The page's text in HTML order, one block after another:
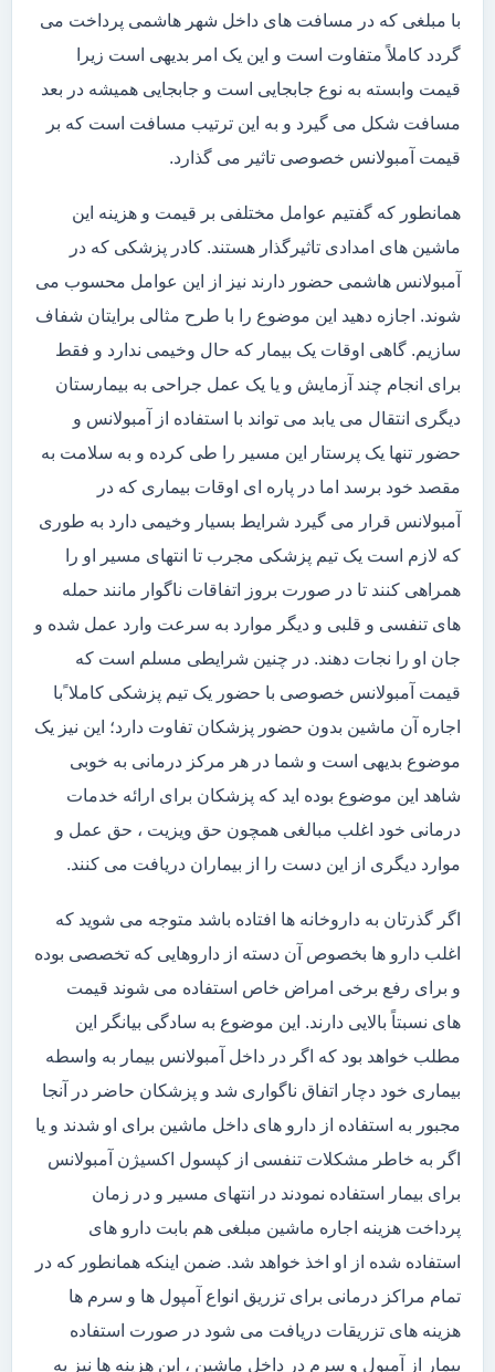
با مبلغی که در مسافت های داخل شهر هاشمی پرداخت می
گردد کاملاً متفاوت است و این یک امر بدیهی است زیرا
قیمت وابسته به نوع جابجایی است و جابجایی همیشه در بعد
مسافت شکل می گیرد و به این ترتیب مسافت است که بر
قیمت آمبولانس خصوصی تاثیر می گذارد.
همانطور که گفتیم عوامل مختلفی بر قیمت و هزینه این
ماشین های امدادی تاثیرگذار هستند. کادر پزشکی که در
آمبولانس هاشمی حضور دارند نیز از این عوامل محسوب می
شوند. اجازه دهید این موضوع را با طرح مثالی برایتان شفاف
سازیم. گاهی اوقات یک بیمار که حال وخیمی ندارد و فقط
برای انجام چند آزمایش و یا یک عمل جراحی به بیمارستان
دیگری انتقال می یابد می تواند با استفاده از آمبولانس و
حضور تنها یک پرستار این مسیر را طی کرده و به سلامت به
مقصد خود برسد اما در پاره ای اوقات بیماری که در
آمبولانس قرار می گیرد شرایط بسیار وخیمی دارد به طوری
که لازم است یک تیم پزشکی مجرب تا انتهای مسیر او را
همراهی کنند تا در صورت بروز اتفاقات ناگوار مانند حمله
های تنفسی و قلبی و دیگر موارد به سرعت وارد عمل شده و
جان او را نجات دهند. در چنین شرایطی مسلم است که
قیمت آمبولانس خصوصی با حضور یک تیم پزشکی کاملا ًبا
اجاره آن ماشین بدون حضور پزشکان تفاوت دارد؛ این نیز یک
موضوع بدیهی است و شما در هر مرکز درمانی به خوبی
شاهد این موضوع بوده اید که پزشکان برای ارائه خدمات
درمانی خود اغلب مبالغی همچون حق ویزیت ، حق عمل و
موارد دیگری از این دست را از بیماران دریافت می کنند.
اگر گذرتان به داروخانه ها افتاده باشد متوجه می شوید که
اغلب دارو ها بخصوص آن دسته از داروهایی که تخصصی بوده
و برای رفع برخی امراض خاص استفاده می شوند قیمت
های نسبتاً بالایی دارند. این موضوع به سادگی بیانگر این
مطلب خواهد بود که اگر در داخل آمبولانس بیمار به واسطه
بیماری خود دچار اتفاق ناگواری شد و پزشکان حاضر در آنجا
مجبور به استفاده از دارو های داخل ماشین برای او شدند و یا
اگر به خاطر مشکلات تنفسی از کپسول اکسیژن آمبولانس
برای بیمار استفاده نمودند در انتهای مسیر و در زمان
پرداخت هزینه اجاره ماشین مبلغی هم بابت دارو های
استفاده شده از او اخذ خواهد شد. ضمن اینکه همانطور که در
تمام مراکز درمانی برای تزریق انواع آمپول ها و سرم ها
هزینه های تزریقات دریافت می شود در صورت استفاده
بیمار از آمپول و سرم در داخل ماشین ، این هزینه ها نیز به